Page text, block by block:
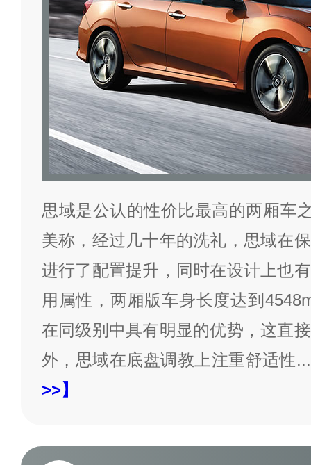
思域是公认的性价比最高的两厢车
美称，经过几十年的洗礼，思域在
进行了配置提升，同时在设计上也
用属性，两厢版车身长度达到
在同级别中具有明显的优势，这直
外，思域在底盘调教上注重舒适性...
>>】